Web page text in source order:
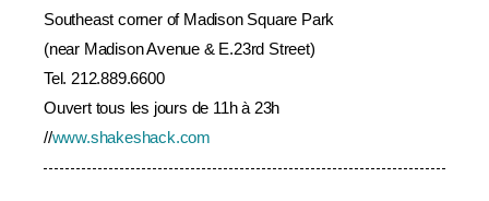
Southeast corner of Madison Square Park
(near Madison Avenue & E.23rd Street)
Tel. 212.889.6600
Ouvert tous les jours de 11h à 23h
//www.shakeshack.com